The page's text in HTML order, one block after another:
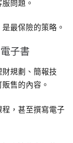
問題。
最保險的策略。
子書
規劃、簡報技
售的內容。
，甚至撰寫電子